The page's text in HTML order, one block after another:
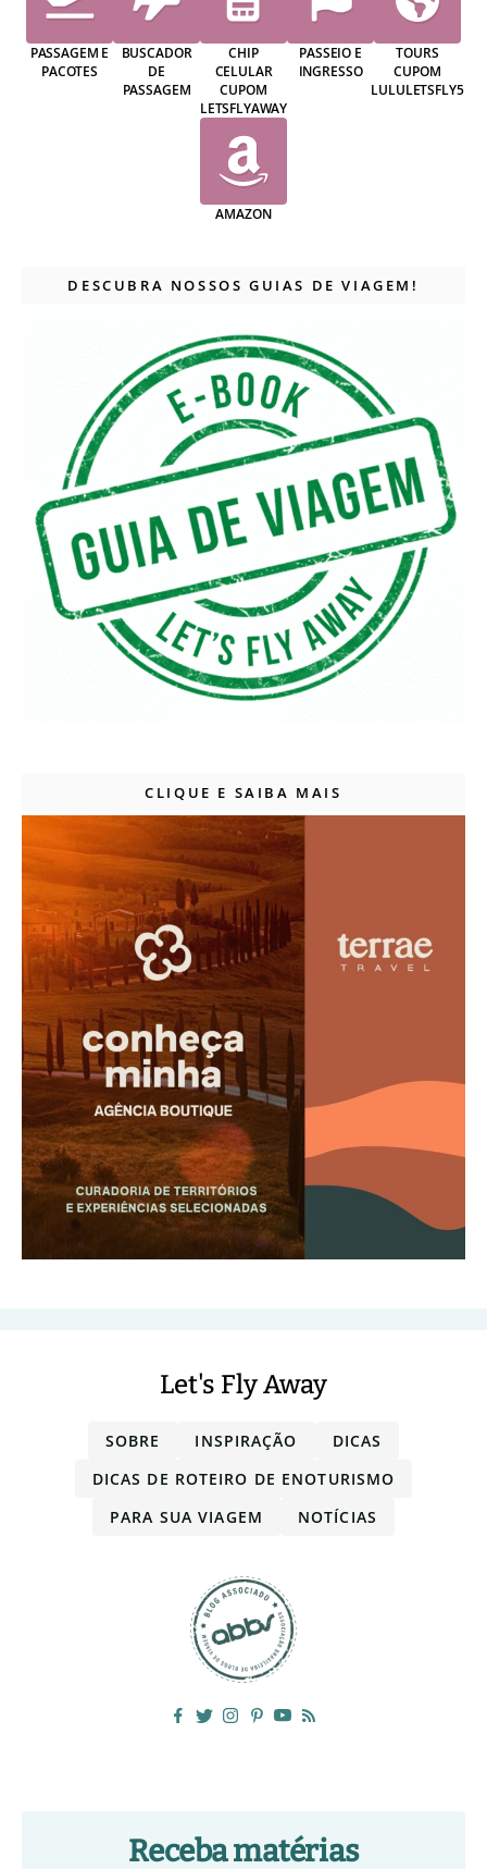
PASSAGEM E
PACOTES
BUSCADOR
DE
PASSAGEM
CHIP
CELULAR
CUPOM
LETSFLYAWAY
PASSEIO E
INGRESSO
TOURS
CUPOM
LULULETSFLY5
AMAZON
DESCUBRA NOSSOS GUIAS DE VIAGEM!
CLIQUE E SAIBA MAIS
Let's Fly Away
SOBRE INSPIRAÇÃO
DICAS
DICAS DE ROTEIRO DE ENOTURISMO
PARA SUA VIAGEM
NOTÍCIAS
Receba matérias